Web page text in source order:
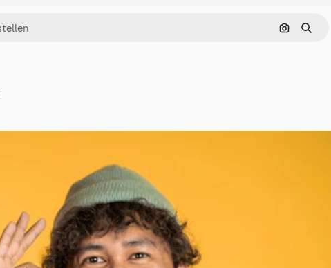
Nach Bild